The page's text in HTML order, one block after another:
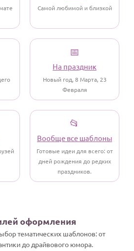
Самой любимой и близкой
📅
На праздник
Новый год, 8 Марта, 23
Февраля
📂
Вообще все шаблоны
Готовые идеи для всего: от
дней рождения до редких
праздников.
оформления
тематических шаблонов: от
до драйвового юмора.